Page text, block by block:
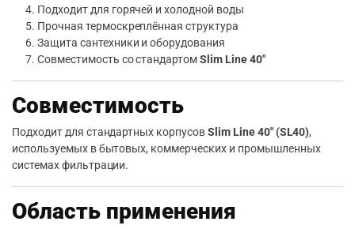
Подходит для горячей и холодной воды
Прочная термоскреплённая структура
Защита сантехники и оборудования
Совместимость со стандартомSlim Line 40″
Совместимость
Подходит для стандартных корпусовSlim Line 40″ (SL40),
используемых в бытовых, коммерческих и промышленных
системах фильтрации.
Область применения